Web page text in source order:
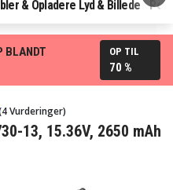
& Opladere Lyd & Billede
BLANDT
OP TIL
70 %
Vurderinger)
13, 15.36V, 2650 mAh